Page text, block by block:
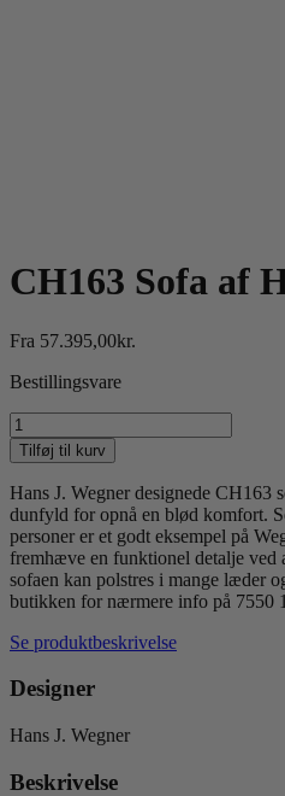
CH163 Sofa af
Fra 57.395,00kr.
Bestillingsvare
CH163
Sofa
af
Hans
J.
Wegner
antal
Tilføj til kurv
Hans J. Wegner designede CH163
dunfyld for opnå en blød komfort.
personer er et godt eksempel på
fremhæve en funktionel detalje ved
sofaen kan polstres i mange læder
butikken for nærmere info på 7550
Se produktbeskrivelse
Designer
Hans J. Wegner
Beskrivelse